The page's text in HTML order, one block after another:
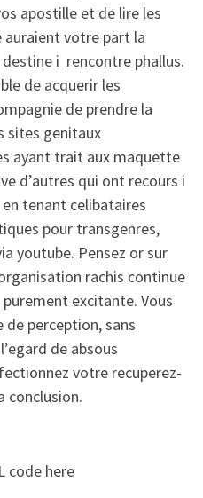
apostille et de lire les
auraient votre part la
i rencontre phallus.
de acquerir les
de prendre la
sites genitaux
ayant trait aux maquette
d’autres qui ont recours i
tenant celibataires
pour transgenres,
youtube. Pensez or sur
rachis continue
excitante. Vous
de perception, sans
de absous
votre recuperez-
conclusion.
code here